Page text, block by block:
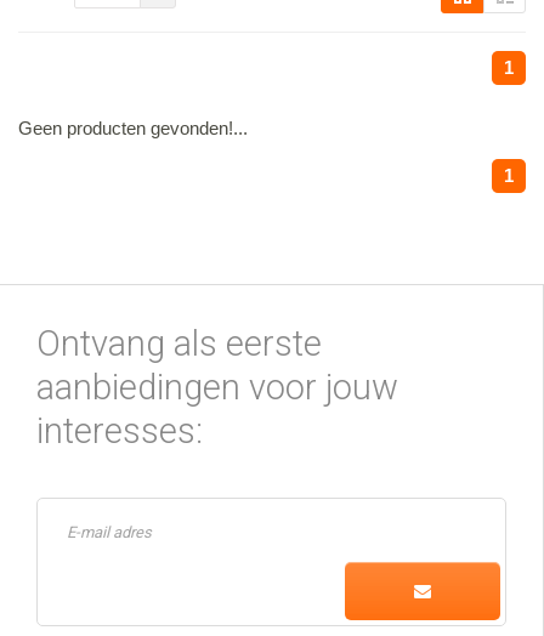
1
Geen producten gevonden!...
1
Ontvang als eerste
aanbiedingen voor jouw
interesses: